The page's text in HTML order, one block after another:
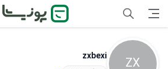
ZX
zxbexi